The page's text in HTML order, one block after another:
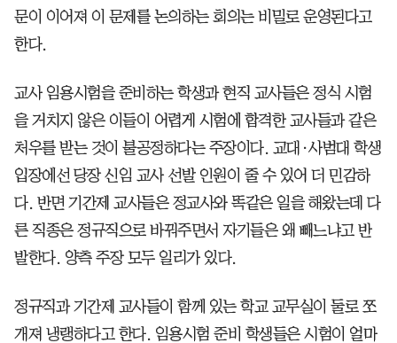
문이 이어져 이 문제를 논의하는 회의는 비밀로 운영된다고
한다.
교사 임용시험을 준비하는 학생과 현직 교사들은 정식 시험
을 거치지 않은 이들이 어렵게 시험에 합격한 교사들과 같은
처우를 받는 것이 불공정하다는 주장이다. 교대·사범대 학생
입장에선 당장 신임 교사 선발 인원이 줄 수 있어 더 민감하
다. 반면 기간제 교사들은 정교사와 똑같은 일을 해왔는데 다
른 직종은 정규직으로 바꿔주면서 자기들은 왜 빼느냐고 반
발한다. 양측 주장 모두 일리가 있다.
정규직과 기간제 교사들이 함께 있는 학교 교무실이 둘로 쪼
개져 냉랭하다고 한다. 임용시험 준비 학생들은 시험이 얼마